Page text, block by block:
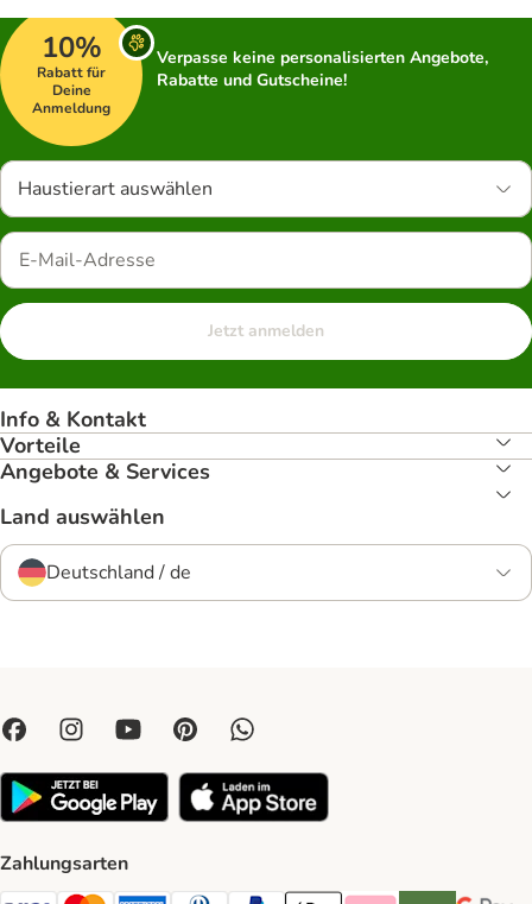
10%
Rabatt für
Deine
Anmeldung
Verpasse keine personalisierten Angebote,
Rabatte und Gutscheine!
Haustierart auswählen
Jetzt anmelden
Info & Kontakt
Vorteile
Angebote & Services
Land auswählen
Deutschland / de
Zahlungsarten